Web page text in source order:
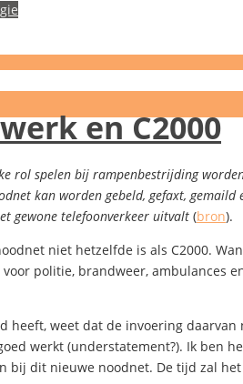
en C2000
rol spelen bij rampenbestrijding
kan worden gebeld, gefaxt, gemaild
gewone telefoonverkeer uitvalt (bron).
niet hetzelfde is als C2000.
politie, brandweer, ambulances
heeft, weet dat de invoering daarvan
werkt (understatement?). Ik ben
bij dit nieuwe noodnet. De tijd zal